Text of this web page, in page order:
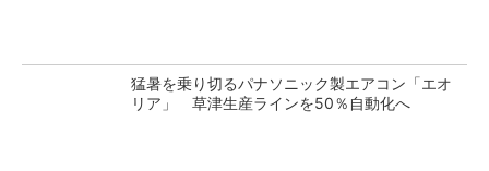
猛暑を乗り切るパナソニック製エアコン「エオ
リア」 草津生産ラインを50％自動化へ